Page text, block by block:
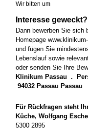
Wir bitten um
Interesse geweckt?
Dann bewerben Sie sich
Homepage
und fügen Sie
Lebenslauf sowie
oder senden Sie Ihre
Klinikum Passau .
94032 Passau Passau
Für Rückfragen steht
Küche, Wolfgang
5300 2895